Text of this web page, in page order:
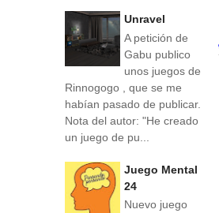
Unravel
A petición de
Gabu publico
unos juegos de
Rinnogogo , que se me
habían pasado de publicar.
Nota del autor: "He creado
un juego de pu...
Juego Mental
24
Nuevo juego